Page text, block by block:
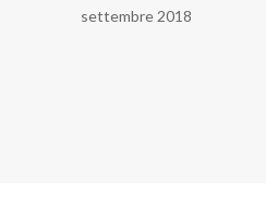
settembre 2018